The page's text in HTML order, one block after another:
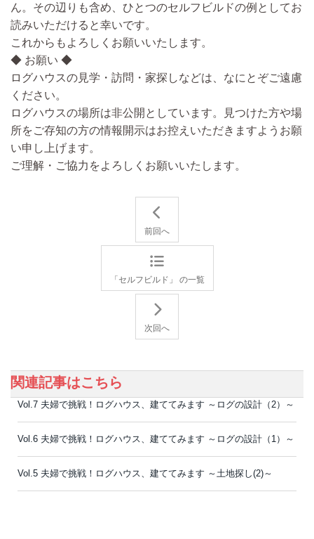
ん。 その辺りも含め、ひとつのセルフビルドの例としてお
読みいただけると幸いです。
これからもよろしくお願いいたします。
◆ お願い ◆
ログハウスの見学・訪問・家探しなどは、なにとぞご遠慮
ください。
ログハウスの場所は非公開としています。見つけた方や場
所をご存知の方の情報開示はお控えいただきますようお願
い申し上げます。
ご理解・ご協力をよろしくお願いいたします。
前回へ
「セルフビルド」 の一覧
次回へ
関連記事はこちら
Vol.7 夫婦で挑戦！ログハウス、建ててみます ～ログの設計（2）～
Vol.6 夫婦で挑戦！ログハウス、建ててみます ～ログの設計（1）～
Vol.5 夫婦で挑戦！ログハウス、建ててみます ～土地探し(2)～